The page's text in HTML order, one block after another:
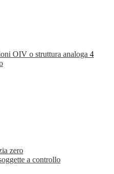
OIV o struttura analoga 4
zero
a controllo